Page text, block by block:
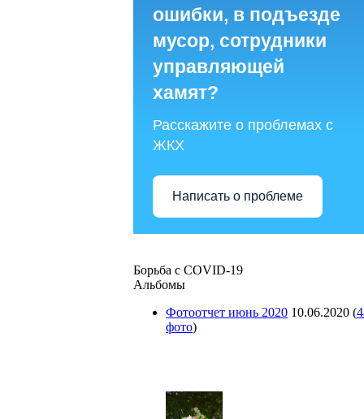
ошибки, в подъезде
мусор, сотрудники
управляющей
хамят?
Расскажите о проблемах с
ЖКХ
Написать о проблеме
Борьба с COVID-19
Альбомы
Фотоотчет июнь 2020 10.06.2020 (
фото)